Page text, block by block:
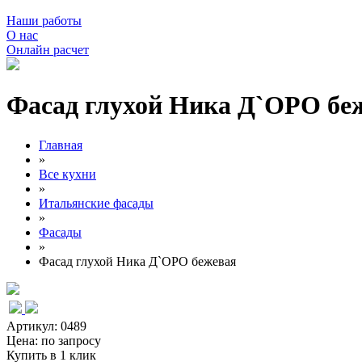
Наши работы
О нас
Онлайн расчет
Фасад глухой Ника Д`ОРО
Главная
»
Все кухни
»
Итальянские фасады
»
Фасады
»
Фасад глухой Ника Д`ОРО бежевая
Артикул: 0489
Цена: по запросу
Купить в 1 клик